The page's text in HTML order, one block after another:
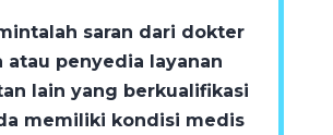
saran dari dokter
atau penyedia layanan
lain yang berkualifikasi
memiliki kondisi medis